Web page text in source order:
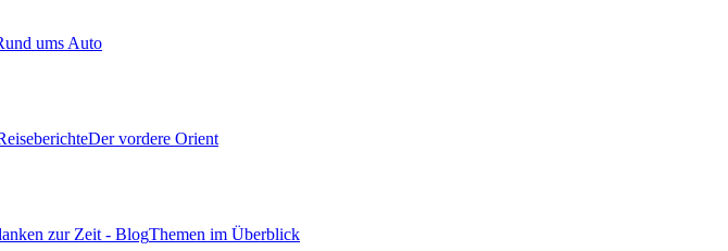
ums Auto
Der vordere Orient
zur Zeit - BlogThemen im Überblick